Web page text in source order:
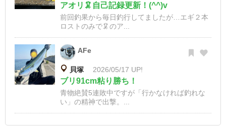
アオリ🦑自己記録更新！(^^)v
前回釣果から毎日釣行してましたが…エギ２本
ロストのみで🦑のア...
AFe
貝塚 2026/05/17 UP!
ブリ91cm粘り勝ち！
青物絶賛5連敗中ですが「行かなければ釣れな
い」の精神で出撃。...